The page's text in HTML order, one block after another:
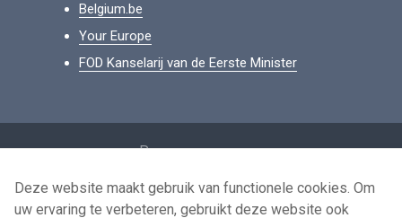
Belgium.be
Your Europe
FOD Kanselarij van de Eerste Minister
Persoonsgegevens
Voorwaarden voor het hergebruik
Deze website maakt gebruik van functionele cookies. Om
uw ervaring te verbeteren, gebruikt deze website ook